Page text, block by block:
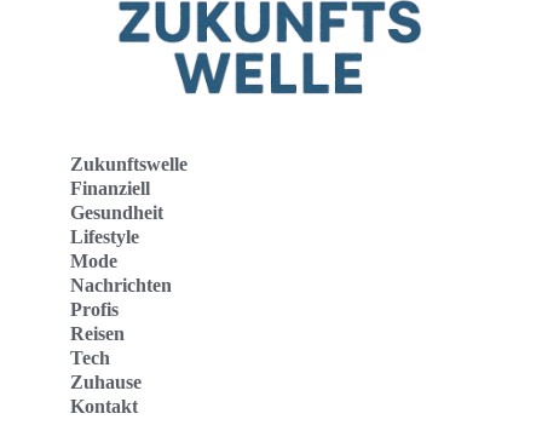
Zukunftswelle
Finanziell
Gesundheit
Lifestyle
Mode
Nachrichten
Profis
Reisen
Tech
Zuhause
Kontakt